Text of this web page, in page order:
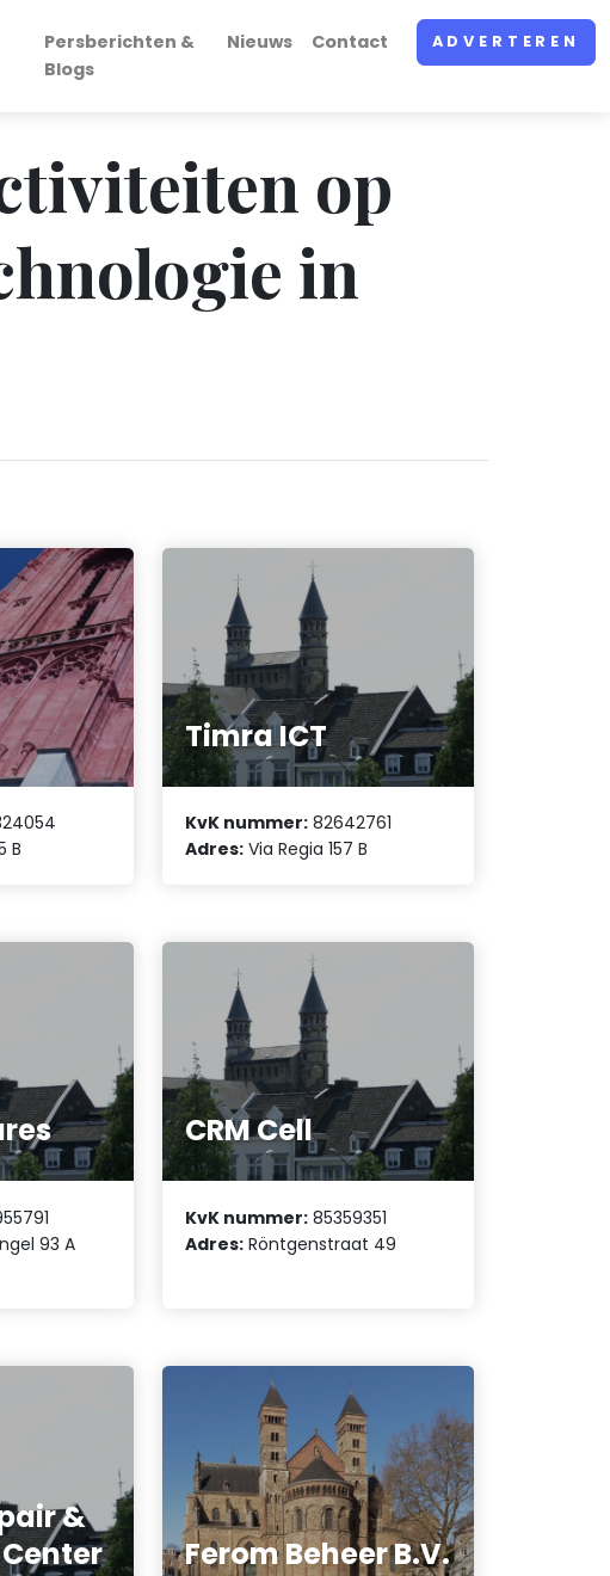
Persberichten &
Blogs
Nieuws Contact ADVERTEREN
op
in
B
Timra ICT
KvK nummer: 82642761
Adres: Via Regia 157 B
93 A
CRM Cell
KvK nummer: 85359351
Adres: Röntgenstraat 49
&
Ferom Beheer B.V.